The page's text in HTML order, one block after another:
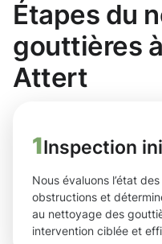
Étapes du
gouttières
Attert
1Inspection
Nous évaluons l’état
obstructions et
au nettoyage des
intervention ciblée et